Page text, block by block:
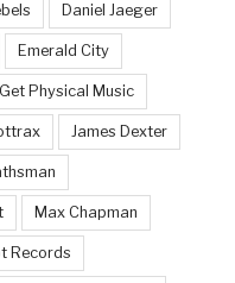
Daniel Jaeger
Emerald City
Get Physical Music
James Dexter
Max Chapman
Records